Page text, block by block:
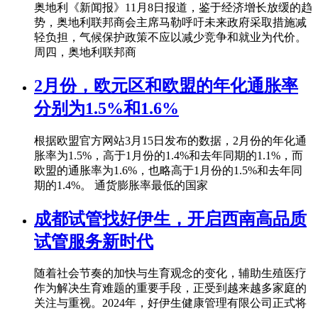
奥地利《新闻报》11月8日报道，鉴于经济增长放缓的趋
势，奥地利联邦商会主席马勒呼吁未来政府采取措施减
轻负担，气候保护政策不应以减少竞争和就业为代价。
周四，奥地利联邦商
2月份，欧元区和欧盟的年化通胀率
分别为1.5%和1.6%
根据欧盟官方网站3月15日发布的数据，2月份的年化通
胀率为1.5%，高于1月份的1.4%和去年同期的1.1%，而
欧盟的通胀率为1.6%，也略高于1月份的1.5%和去年同
期的1.4%。 通货膨胀率最低的国家
成都试管找好伊生，开启西南高品质
试管服务新时代
随着社会节奏的加快与生育观念的变化，辅助生殖医疗
作为解决生育难题的重要手段，正受到越来越多家庭的
关注与重视。2024年，好伊生健康管理有限公司正式将